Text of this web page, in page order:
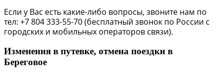
Если у Вас есть какие-либо вопросы, звоните нам по
тел: +7 804 333-55-70 (бесплатный звонок по России с
городских и мобильных операторов связи).
Изменения в путевке, отмена поездки в
Береговое